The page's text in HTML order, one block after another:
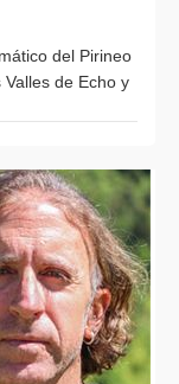
del Pirineo
de Echo y